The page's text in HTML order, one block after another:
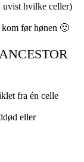
uvist hvilke celler)
kom før hønen 🙂
fra én celle
eller